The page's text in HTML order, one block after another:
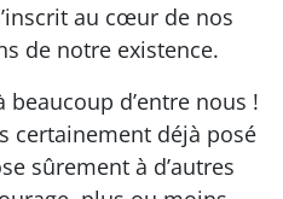
au cœur de nos
de notre existence.
d’entre nous !
certainement déjà posé
sûrement à d’autres